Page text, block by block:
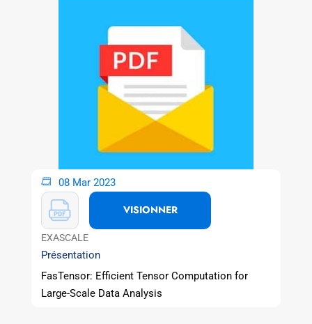
08 Mar 2023
VISIONNER
EXASCALE
Présentation
FasTensor: Efficient Tensor Computation for
Large-Scale Data Analysis